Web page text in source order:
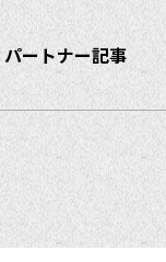
パートナー記事